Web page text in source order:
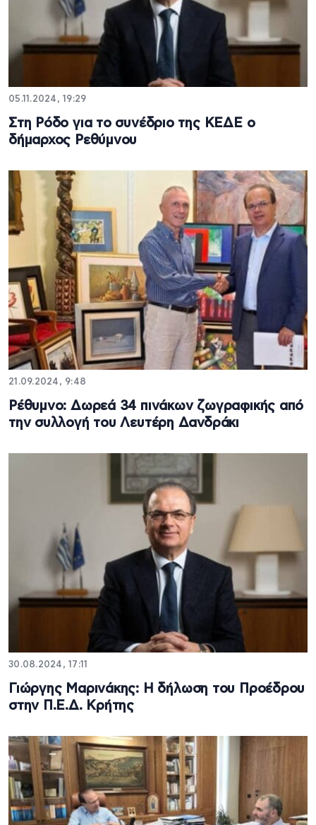
05.11.2024, 19:29
Στη Ρόδο για το συνέδριο της ΚΕΔΕ ο
δήμαρχος Ρεθύμνου
21.09.2024, 9:48
Ρέθυμνο: Δωρεά 34 πινάκων ζωγραφικής από
την συλλογή του Λευτέρη Δανδράκι
30.08.2024, 17:11
Γιώργης Μαρινάκης: Η δήλωση του Προέδρου
στην Π.Ε.Δ. Κρήτης